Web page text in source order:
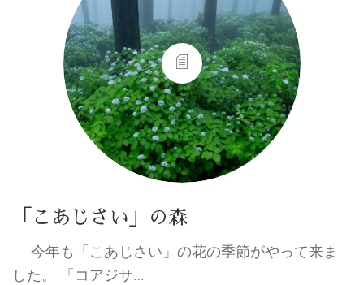
「こあじさい」の森
今年も「こあじさい」の花の季節がやって来ま
した。 「コアジサ…